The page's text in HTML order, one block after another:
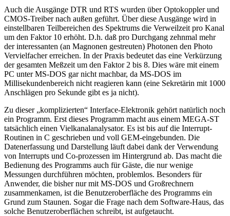
Auch die Ausgänge DTR und RTS wurden über Optokoppler und
CMOS-Treiber nach außen geführt. Über diese Ausgänge wird in
einstellbaren Teilbereichen des Spektrums die Verweilzeit pro Kanal
um den Faktor 10 erhöht. D.h. daß pro Durchgang zehnmal mehr
der interessanten (an Magnonen gestreuten) Photonen den Photo
Vervielfacher erreichen. In der Praxis bedeutet das eine Verkürzung
der gesamten Meßzeit um den Faktor 2 bis 8. Dies wäre mit einem
PC unter MS-DOS gar nicht machbar, da MS-DOS im
Millisekundenbereich nicht reagieren kann (eine Sekretärin mit 1000
Anschlägen pro Sekunde gibt es ja nicht).
Zu dieser „komplizierten“ Interface-Elektronik gehört natürlich noch
ein Programm. Erst dieses Programm macht aus einem MEGA-ST
tatsächlich einen Vielkanalanalysator. Es ist bis auf die Interrupt-
Routinen in C geschrieben und voll GEM-eingebunden. Die
Datenerfassung und Darstellung läuft dabei dank der Verwendung
von Interrupts und Co-prozessen im Hintergrund ab. Das macht die
Bedienung des Programms auch für Gäste, die nur wenige
Messungen durchführen möchten, problemlos. Besonders für
Anwender, die bisher nur mit MS-DOS und Großrechnern
zusammenkamen, ist die Benutzeroberfläche des Programms ein
Grund zum Staunen. Sogar die Frage nach dem Software-Haus, das
solche Benutzeroberflächen schreibt, ist aufgetaucht.